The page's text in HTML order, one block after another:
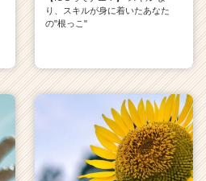
り、スキルが身に着いたあなた
の"根っこ"